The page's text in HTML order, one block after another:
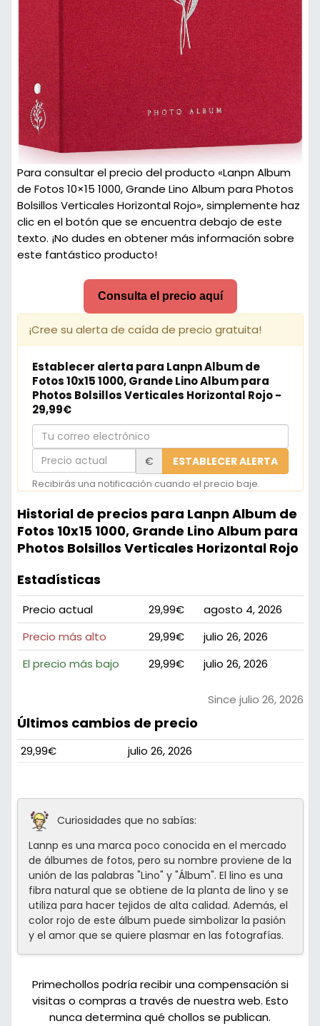
Para consultar el precio del producto «Lanpn Album
de Fotos 10×15 1000, Grande Lino Album para Photos
Bolsillos Verticales Horizontal Rojo», simplemente haz
clic en el botón que se encuentra debajo de este
texto. ¡No dudes en obtener más información sobre
este fantástico producto!
Consulta el precio aquí
¡Cree su alerta de caída de precio gratuita!
Establecer alerta para Lanpn Album de
Fotos 10x15 1000, Grande Lino Album para
Photos Bolsillos Verticales Horizontal Rojo -
29,99€
Tu
correo
electrónico
Precio
actual
€ ESTABLECER ALERTA
Recibirás una notificación cuando el precio baje.
Historial de precios para Lanpn Album de
Fotos 10x15 1000, Grande Lino Album para
Photos Bolsillos Verticales Horizontal Rojo
Estadísticas
Precio actual 29,99€
agosto 4, 2026
Precio más alto
29,99€
julio 26, 2026
El precio más bajo
29,99€ julio 26, 2026
Since julio 26, 2026
Últimos cambios de precio
29,99€ julio 26, 2026
Curiosidades que no sabías:
Lannp es una marca poco conocida en el mercado
de álbumes de fotos, pero su nombre proviene de la
unión de las palabras "Lino" y "Álbum". El lino es una
fibra natural que se obtiene de la planta de lino y se
utiliza para hacer tejidos de alta calidad. Además, el
color rojo de este álbum puede simbolizar la pasión
y el amor que se quiere plasmar en las fotografías.
Primechollos podría recibir una compensación si
visitas o compras a través de nuestra web. Esto
nunca determina qué chollos se publican.